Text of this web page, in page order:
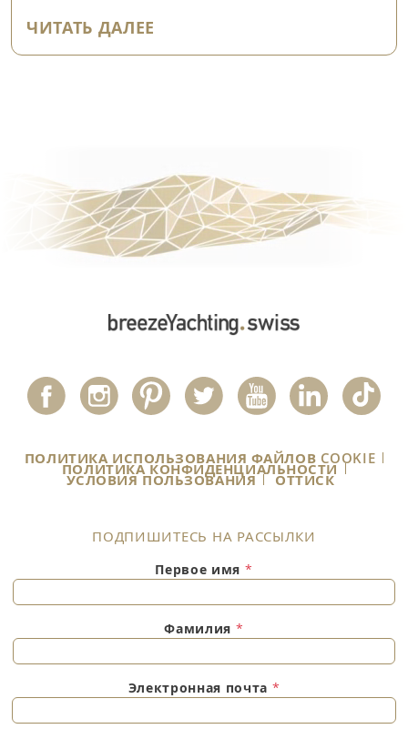
ЧИТАТЬ ДАЛЕЕ
ПОЛИТИКА ИСПОЛЬЗОВАНИЯ ФАЙЛОВ COOKIE
ПОЛИТИКА КОНФИДЕНЦИАЛЬНОСТИ
УСЛОВИЯ ПОЛЬЗОВАНИЯ ОТТИСК
ПОДПИШИТЕСЬ НА РАССЫЛКИ
Первое имя *
Фамилия *
Электронная почта *